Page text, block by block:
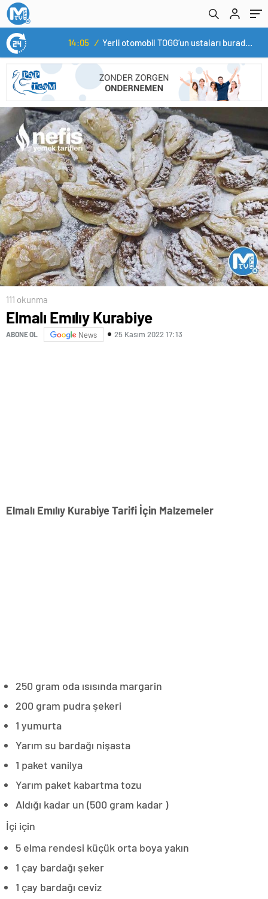
Yerli otomobil TOGG’un ustaları burada yetişecek
111 okunma
Elmalı Emılıy Kurabiye
ABONE OL News 25 Kasım 2022 17:13
Elmalı Emılıy Kurabiye Tarifi İçin Malzemeler
250 gram oda ısısında margarin
200 gram pudra şekeri
1 yumurta
Yarım su bardağı nişasta
1 paket vanilya
Yarım paket kabartma tozu
Aldığı kadar un (500 gram kadar )
İçi için
5 elma rendesi küçük orta boya yakın
1 çay bardağı şeker
1 çay bardağı ceviz